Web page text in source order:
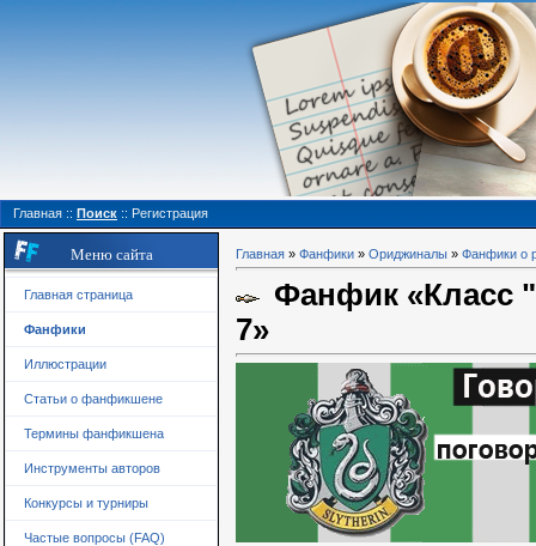
Главная :: Поиск :: Регистрация
Меню сайта
Главная страница
Фанфики
Иллюстрации
Статьи о фанфикшене
Термины фанфикшена
Инструменты авторов
Конкурсы и турниры
Частые вопросы (FAQ)
Главная » Фанфики » Ориджиналы » Фанфики о
Фанфик «Класс
7»